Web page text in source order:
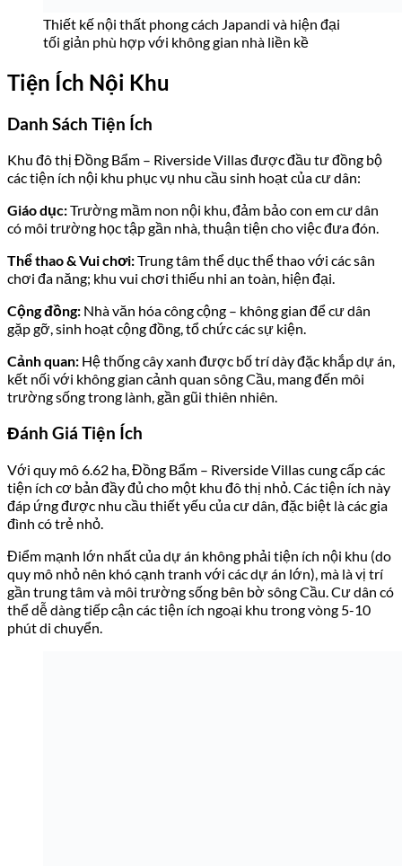
Thiết kế nội thất phong cách Japandi và hiện đại
tối giản phù hợp với không gian nhà liền kề
Tiện Ích Nội Khu
Danh Sách Tiện Ích
Khu đô thị Đồng Bẩm – Riverside Villas được đầu tư đồng bộ
các tiện ích nội khu phục vụ nhu cầu sinh hoạt của cư dân:
Giáo dục:Trường mầm non nội khu, đảm bảo con em cư dân
có môi trường học tập gần nhà, thuận tiện cho việc đưa đón.
Thể thao & Vui chơi:Trung tâm thể dục thể thao với các sân
chơi đa năng; khu vui chơi thiếu nhi an toàn, hiện đại.
Cộng đồng: Nhà văn hóa công cộng – không gian để cư dân
gặp gỡ, sinh hoạt cộng đồng, tổ chức các sự kiện.
Cảnh quan: Hệ thống cây xanh được bố trí dày đặc khắp dự án,
kết nối với không gian cảnh quan sông Cầu, mang đến môi
trường sống trong lành, gần gũi thiên nhiên.
Đánh Giá Tiện Ích
Với quy mô 6.62 ha, Đồng Bẩm – Riverside Villas cung cấp các
tiện ích cơ bản đầy đủ cho một khu đô thị nhỏ. Các tiện ích này
đáp ứng được nhu cầu thiết yếu của cư dân, đặc biệt là các gia
đình có trẻ nhỏ.
Điểm mạnh lớn nhất của dự án không phải tiện ích nội khu (do
quy mô nhỏ nên khó cạnh tranh với các dự án lớn), mà là vị trí
gần trung tâm và môi trường sống bên bờ sông Cầu. Cư dân có
thể dễ dàng tiếp cận các tiện ích ngoại khu trong vòng 5-10
phút di chuyển.